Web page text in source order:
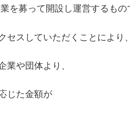
を募って開設し運営するもの
セスしていただくことにより、
業や団体より、
じた金額が